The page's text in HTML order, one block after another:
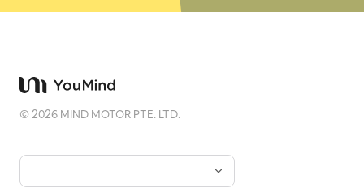
©2026 MIND MOTOR PTE. LTD.